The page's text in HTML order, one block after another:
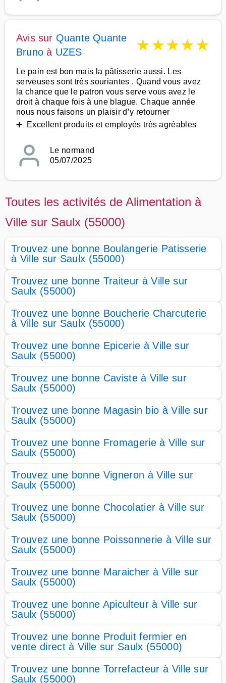
Avis sur Quante Quante
Bruno à UZES ★★★★★
Le pain est bon mais la pâtisserie aussi. Les
serveuses sont très souriantes . Quand vous avez
la chance que le patron vous serve vous avez le
droit à chaque fois à une blague. Chaque année
nous nous faisons un plaisir d’y retourner
➕ Excellent produits et employés très agréables
Le normand
05/07/2025
Toutes les activités de Alimentation à
Ville sur Saulx (55000)
Trouvez une bonne Boulangerie Patisserie
à Ville sur Saulx (55000)
Trouvez une bonne Traiteur à Ville sur
Saulx (55000)
Trouvez une bonne Boucherie Charcuterie
à Ville sur Saulx (55000)
Trouvez une bonne Epicerie à Ville sur
Saulx (55000)
Trouvez une bonne Caviste à Ville sur
Saulx (55000)
Trouvez une bonne Magasin bio à Ville sur
Saulx (55000)
Trouvez une bonne Fromagerie à Ville sur
Saulx (55000)
Trouvez une bonne Vigneron à Ville sur
Saulx (55000)
Trouvez une bonne Chocolatier à Ville sur
Saulx (55000)
Trouvez une bonne Poissonnerie à Ville sur
Saulx (55000)
Trouvez une bonne Maraicher à Ville sur
Saulx (55000)
Trouvez une bonne Apiculteur à Ville sur
Saulx (55000)
Trouvez une bonne Produit fermier en
vente direct à Ville sur Saulx (55000)
Trouvez une bonne Torrefacteur à Ville sur
Saulx (55000)